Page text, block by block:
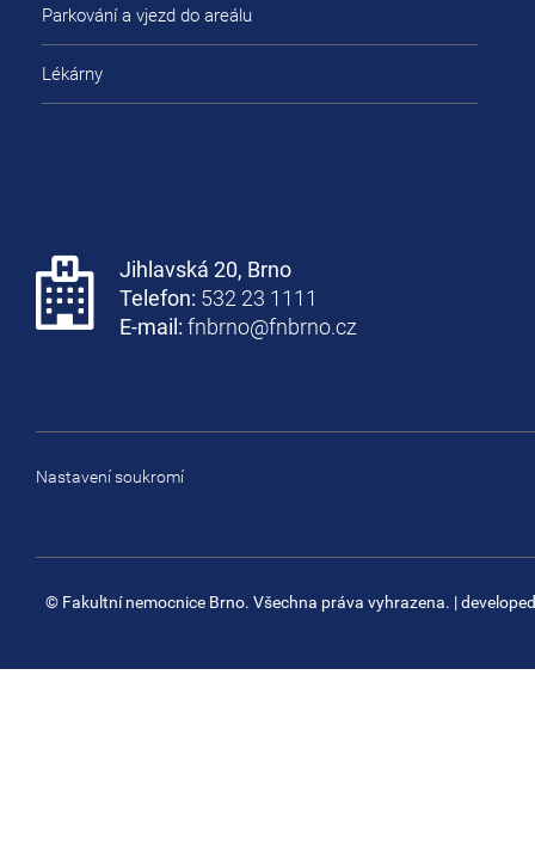
Parkování a vjezd do areálu
Lékárny
Jihlavská 20, Brno
Telefon: 532 23 1111
E-mail: fnbrno@fnbrno.cz
Nastavení soukromí
© Fakultní nemocnice Brno. Všechna práva vyhrazena. |